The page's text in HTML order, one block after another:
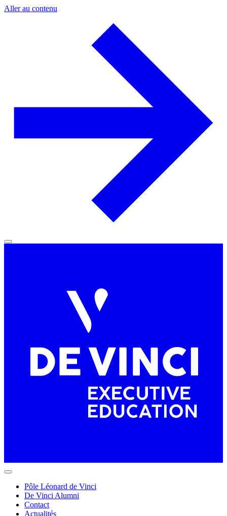
Aller au contenu
Pôle Léonard de Vinci
De Vinci Alumni
Contact
Actualités